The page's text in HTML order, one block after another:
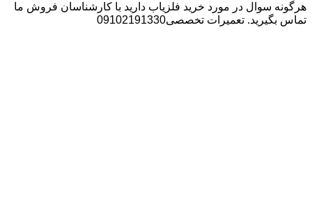
هرگونه سوال در مورد خرید فلزیاب دارید با کارشناسان فروش ما
تماس بگیرید. تعمیرات تخصصی09102191330